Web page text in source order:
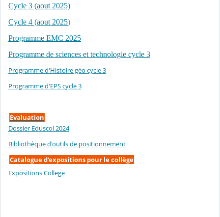
Cycle 3 (aout 2025)
Cycle 4 (aout 2025)
Programme EMC 2025
Programme de sciences et technologie cycle 3
Programme d'Histoire géo cycle 3
Programme d'EPS cycle 3
Evaluation
Dossier Eduscol 2024
Bibliothèque d'outils de positionnement
Catalogue d'expositions pour le collège
Expositions College